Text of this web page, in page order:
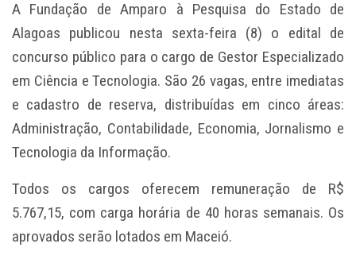
A Fundação de Amparo à Pesquisa do Estado de
Alagoas publicou nesta sexta-feira (8) o edital de
concurso público para o cargo de Gestor Especializado
em Ciência e Tecnologia. São 26 vagas, entre imediatas
e cadastro de reserva, distribuídas em cinco áreas:
Administração, Contabilidade, Economia, Jornalismo e
Tecnologia da Informação.
Todos os cargos oferecem remuneração de R$
5.767,15, com carga horária de 40 horas semanais. Os
aprovados serão lotados em Maceió.